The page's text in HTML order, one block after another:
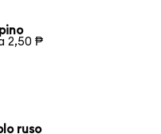
2,50 ₱
ruso